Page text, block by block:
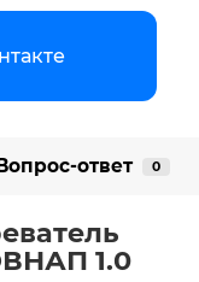
Вопрос-ответ 0
1.0